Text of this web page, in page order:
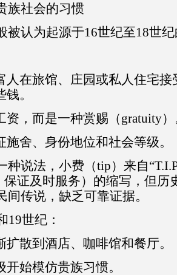
族社会的习惯
被认为起源于16世纪至18世
人在旅馆、庄园或私人住宅
。
资，而是一种赏赐（gratuity
施舍、身份地位和社会等级。
种说法，小费（tip）来自
保证及时服务）的缩写，但
间传说，缺乏可靠证据。
19世纪：
扩散到酒店、咖啡馆和餐厅。
开始模仿贵族习惯。